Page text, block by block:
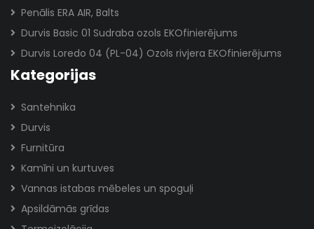
Penālis ERA AIR, Balts
Durvis Basic 01 Sudraba ozols EKOfinierējums
Durvis Loredo 04 (PL-04) Ozols rivjera EKOfinierējums
Kategorijas
Santehnika
Durvis
Furnitūra
Kamīni un kurtuves
Vannas istabas mēbeles un spoguļi
Apsildāmās grīdas